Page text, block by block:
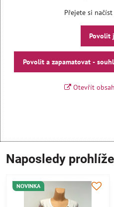
Přejete si
Povolit
Povolit a zapamatovat -
Otevřít
Naposledy
NOVINKA